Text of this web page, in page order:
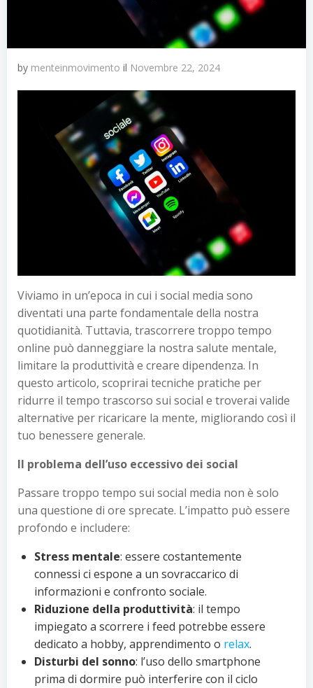
by menteinmovimento il Novembre 22, 2024
Viviamo in un’epoca in cui i social media sono
diventati una parte fondamentale della nostra
quotidianità. Tuttavia, trascorrere troppo tempo
online può danneggiare la nostra salute mentale,
limitare la produttività e creare dipendenza. In
questo articolo, scoprirai tecniche pratiche per
ridurre il tempo trascorso sui social e troverai valide
alternative per ricaricare la mente, migliorando così il
tuo benessere generale.
Il problema dell’uso eccessivo dei social
Passare troppo tempo sui social media non è solo
una questione di ore sprecate. L’impatto può essere
profondo e includere:
Stress mentale: essere costantemente
connessi ci espone a un sovraccarico di
informazioni e confronto sociale.
Riduzione della produttività: il tempo
impiegato a scorrere i feed potrebbe essere
dedicato a hobby, apprendimento o relax.
Disturbi del sonno: l’uso dello smartphone
prima di dormire può interferire con il ciclo